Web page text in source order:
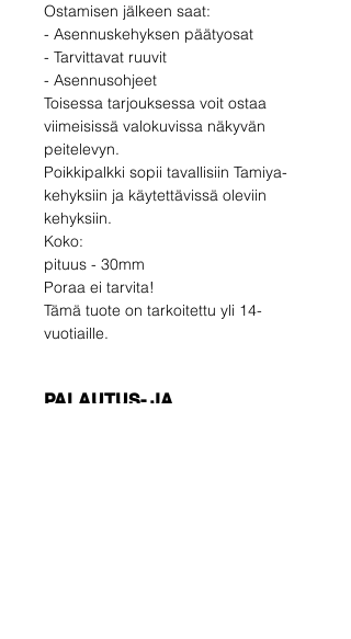
Ostamisen jälkeen saat:
- Asennuskehyksen päätyosat
- Tarvittavat ruuvit
- Asennusohjeet
Toisessa tarjouksessa voit ostaa
viimeisissä valokuvissa näkyvän
peitelevyn.
Poikkipalkki sopii tavallisiin Tamiya-
kehyksiin ja käytettävissä oleviin
kehyksiin.
Koko:
pituus - 30mm
Poraa ei tarvita!
Tämä tuote on tarkoitettu yli 14-
vuotiaille.
PALAUTUS- JA